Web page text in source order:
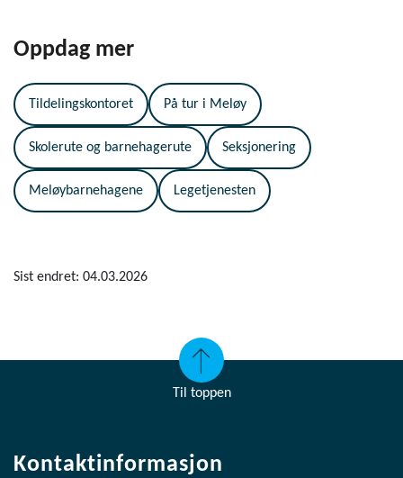
Oppdag mer
Tildelingskontoret På tur i Meløy
Skolerute og barnehagerute Seksjonering
Meløybarnehagene Legetjenesten
Sist endret: 04.03.2026
Til toppen
Kontaktinformasjon